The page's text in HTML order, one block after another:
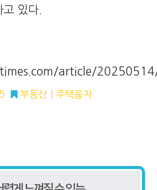
있다.
article/
부동산 주택융자